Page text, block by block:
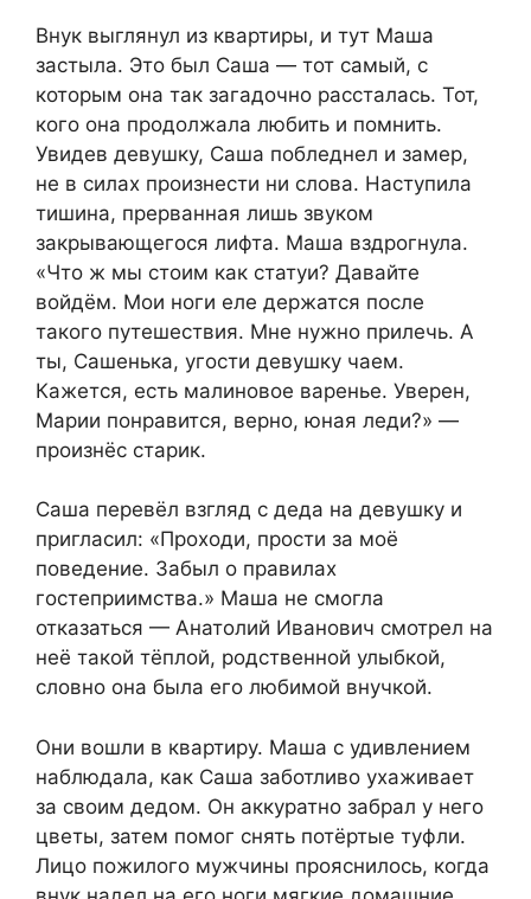
Внук выглянул из квартиры, и тут Маша
застыла. Это был Саша — тот самый, с
которым она так загадочно рассталась. Тот,
кого она продолжала любить и помнить.
Увидев девушку, Саша побледнел и замер,
не в силах произнести ни слова. Наступила
тишина, прерванная лишь звуком
закрывающегося лифта. Маша вздрогнула.
«Что ж мы стоим как статуи? Давайте
войдём. Мои ноги еле держатся после
такого путешествия. Мне нужно прилечь. А
ты, Сашенька, угости девушку чаем.
Кажется, есть малиновое варенье. Уверен,
Марии понравится, верно, юная леди?» —
произнёс старик.
Саша перевёл взгляд с деда на девушку и
пригласил: «Проходи, прости за моё
поведение. Забыл о правилах
гостеприимства.» Маша не смогла
отказаться — Анатолий Иванович смотрел на
неё такой тёплой, родственной улыбкой,
словно она была его любимой внучкой.
Они вошли в квартиру. Маша с удивлением
наблюдала, как Саша заботливо ухаживает
за своим дедом. Он аккуратно забрал у него
цветы, затем помог снять потёртые туфли.
Лицо пожилого мужчины прояснилось, когда